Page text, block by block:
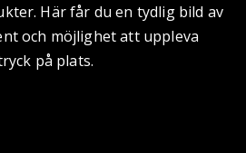
Här får du en tydlig bild av
och möjlighet att uppleva
på plats.